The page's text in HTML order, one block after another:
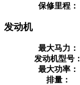
保修里程：
发动机
最大马力：
发动机型号：
最大功率：
排量：